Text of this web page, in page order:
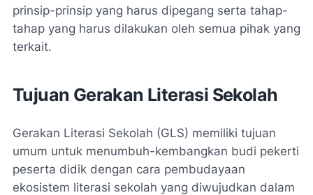
prinsip-prinsip yang harus dipegang serta tahap-
tahap yang harus dilakukan oleh semua pihak yang
terkait.
Tujuan Gerakan Literasi Sekolah
Gerakan Literasi Sekolah (GLS) memiliki tujuan
umum untuk menumbuh-kembangkan budi pekerti
peserta didik dengan cara pembudayaan
ekosistem literasi sekolah yang diwujudkan dalam